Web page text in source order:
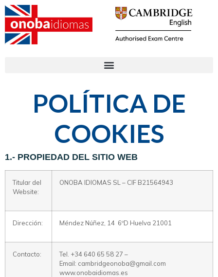
POLÍTICA DE
COOKIES
1.- PROPIEDAD DEL SITIO WEB
Titular del
Website:
ONOBA IDIOMAS SL – CIF B21564943
Dirección: Méndez Núñez, 14 6ºD Huelva 21001
Contacto:
Tel. +34 640 65 58 27 –
Email: cambridgeonoba@gmail.com
www.onobaidiomas.es